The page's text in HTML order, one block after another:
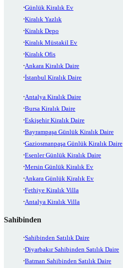
Günlük Kiralık Ev
Kiralık Yazlık
Kiralık Depo
Kiralık Müstakil Ev
Kiralık Ofis
Ankara Kiralık Daire
İstanbul Kiralık Daire
Antalya Kiralık Daire
Bursa Kiralık Daire
Eskişehir Kiralık Daire
Bayrampaşa Günlük Kiralık Daire
Gaziosmanpaşa Günlük Kiralık Daire
Esenler Günlük Kiralık Daire
Mersin Günlük Kiralık Ev
Ankara Günlük Kiralık Ev
Fethiye Kiralık Villa
Antalya Kiralık Villa
Sahibinden
Sahibinden Satılık Daire
Diyarbakır Sahibinden Satılık Daire
Batman Sahibinden Satılık Daire